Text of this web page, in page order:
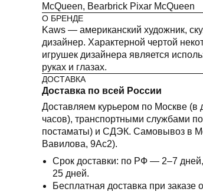
McQueen, Bearbrick Pixar McQueen
О БРЕНДЕ
Kaws — американский художник,
дизайнер. Характерной чертой
игрушек дизайнера является
руках и глазах.
ДОСТАВКА
Доставка по всей России
Доставляем курьером по Москве (в
часов), транспортными службами
постаматы) и СДЭК. Самовывоз в
Вавилова, 9Ас2).
Срок доставки: по РФ — 2–7
25 дней.
Бесплатная доставка при заказе